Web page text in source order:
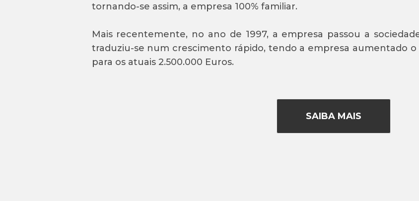
tornando-se assim, a empresa 100% familiar.
Mais recentemente, no ano de 1997, a empresa passou a
traduziu-se num crescimento rápido, tendo a empresa aumentado o
para os atuais 2.500.000 Euros.
SAIBA MAIS